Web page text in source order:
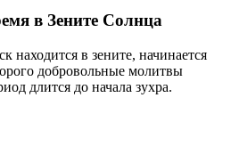
в Зените Солнца
находится в зените, начинается
добровольные молитвы
длится до начала зухра.